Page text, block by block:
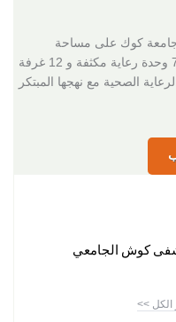
كوك على مساحة
220.000 متر مربع ويقدم 404 غرف و 73 وحدة رعاية مكثفة و 12 غرفة
الرعاية الصحية مع نهجها المبتكر
كوش الجامعي
الكل >>